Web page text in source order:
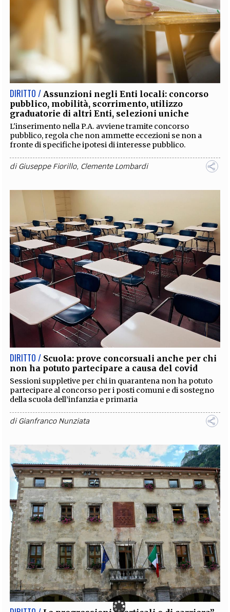
DIRITTO / Assunzioni negli Enti locali: concorso
pubblico, mobilità, scorrimento, utilizzo
graduatorie di altri Enti, selezioni uniche
L'inserimento nella P.A. avviene tramite concorso
pubblico, regola che non ammette eccezioni se non a
fronte di specifiche ipotesi di interesse pubblico.
diGiuseppe Fiorillo, Clemente Lombardi
DIRITTO / Scuola: prove concorsuali anche per chi
non ha potuto partecipare a causa del covid
Sessioni suppletive per chi in quarantena non ha potuto
partecipare al concorso per i posti comuni e di sostegno
della scuola dell’infanzia e primaria
diGianfranco Nunziata